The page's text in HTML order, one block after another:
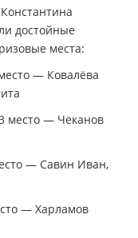
достойные
места:
— Ковалёва
место — Чеканов
— Савин Иван,
— Харламов